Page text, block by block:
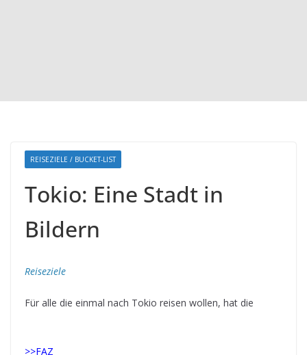
REISEZIELE / BUCKET-LIST
Tokio: Eine Stadt in
Bildern
Reiseziele
Für alle die einmal nach Tokio reisen wollen, hat die
>>FAZ